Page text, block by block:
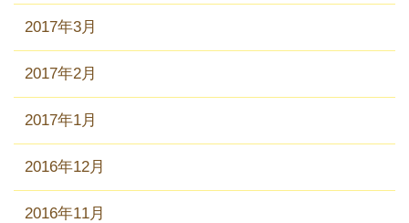
2017年3月
2017年2月
2017年1月
2016年12月
2016年11月